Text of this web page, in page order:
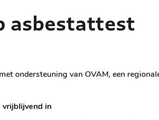
asbestattest
ondersteuning van OVAM, een
in